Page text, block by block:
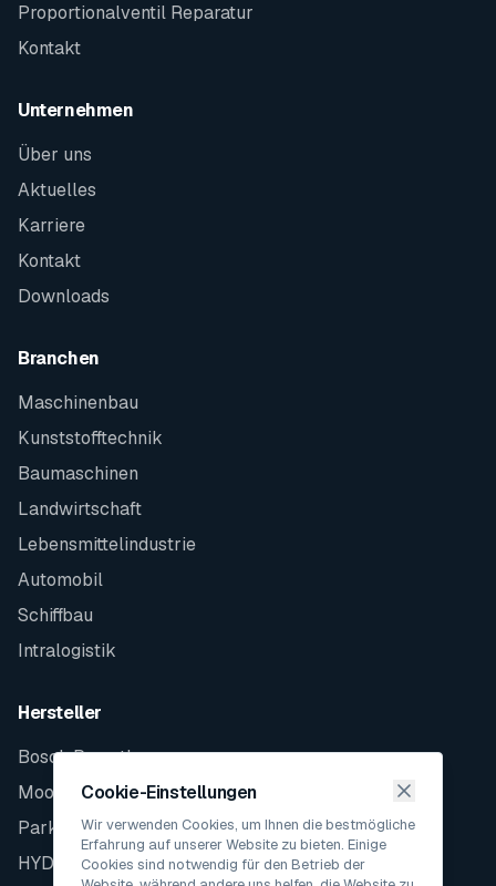
Proportionalventil Reparatur
Kontakt
Unternehmen
Über uns
Aktuelles
Karriere
Kontakt
Downloads
Branchen
Maschinenbau
Kunststofftechnik
Baumaschinen
Landwirtschaft
Lebensmittelindustrie
Automobil
Schiffbau
Intralogistik
Hersteller
Bosch Rexroth
Moog
Parker
HYDAC
Cookie-Einstellungen
Wir verwenden Cookies, um Ihnen die bestmögliche
Erfahrung auf unserer Website zu bieten. Einige
Cookies sind notwendig für den Betrieb der